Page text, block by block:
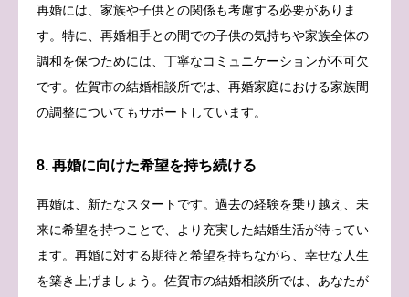
再婚には、家族や子供との関係も考慮する必要がありま
す。特に、再婚相手との間での子供の気持ちや家族全体の
調和を保つためには、丁寧なコミュニケーションが不可欠
です。佐賀市の結婚相談所では、再婚家庭における家族間
の調整についてもサポートしています。
8. 再婚に向けた希望を持ち続ける
再婚は、新たなスタートです。過去の経験を乗り越え、未
来に希望を持つことで、より充実した結婚生活が待ってい
ます。再婚に対する期待と希望を持ちながら、幸せな人生
を築き上げましょう。佐賀市の結婚相談所では、あなたが